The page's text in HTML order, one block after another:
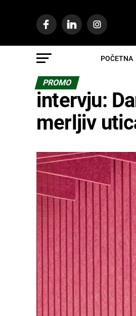
POČETNA
PROMO
intervju:
merljiv